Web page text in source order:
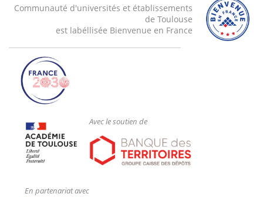
Communauté d'universités et établissements
de Toulouse
est labéllisée Bienvenue en France
Avec le soutien de
En partenariat avec